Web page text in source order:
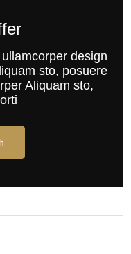
design
sto, posuere
Aliquam sto,